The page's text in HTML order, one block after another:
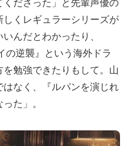
ださった」と先輩声優の
くレギュラーシリーズが
んだとわかったり、
の逆襲』という海外ドラ
勉強できたりもして。山
なく、『ルパンを演じれ
た」。